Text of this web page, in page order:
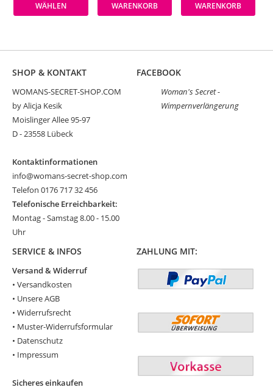
WÄHLEN
WARENKORB
WARENKORB
SHOP & KONTAKT
WOMANS-SECRET-SHOP.COM
by Alicja Kesik
Moislinger Allee 95-97
D - 23558 Lübeck
Kontaktinformationen
info@womans-secret-shop.com
Telefon 0176 717 32 456
Telefonische Erreichbarkeit:
Montag - Samstag 8.00 - 15.00
Uhr
FACEBOOK
Woman's Secret -
Wimpernverlängerung
SERVICE & INFOS
Versand & Widerruf
•Versandkosten
• Unsere AGB
•Widerrufsrecht
• Muster-Widerrufsformular
• Datenschutz
• Impressum
Sicheres einkaufen
ZAHLUNG MIT: